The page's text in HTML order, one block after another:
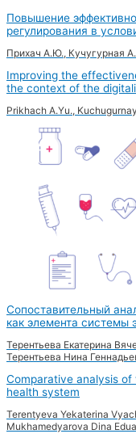
Повышение
регулирования в
Прихач А.Ю., Кучугурная
Improving the
the context of the
Prikhach A.Yu.,
Сопоставительный
как элемента системы
Терентьева Екатерина
Терентьева Нина
Comparative analysis
health system
Terentyeva Yekaterina
Mukhamedyarova Dina